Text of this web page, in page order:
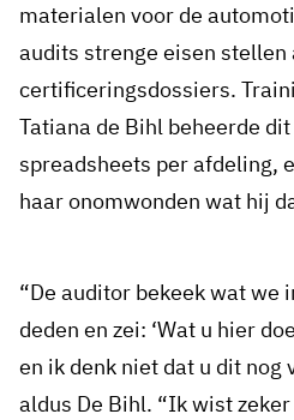
materialen voor de
audits strenge eisen stellen
certificeringsdossiers.
Tatiana de Bihl beheerde
spreadsheets per afdeling,
haar onomwonden wat hij
“De auditor bekeek wat we
deden en zei: ‘Wat u hier
en ik denk niet dat u dit nog
aldus De Bihl. “Ik wist